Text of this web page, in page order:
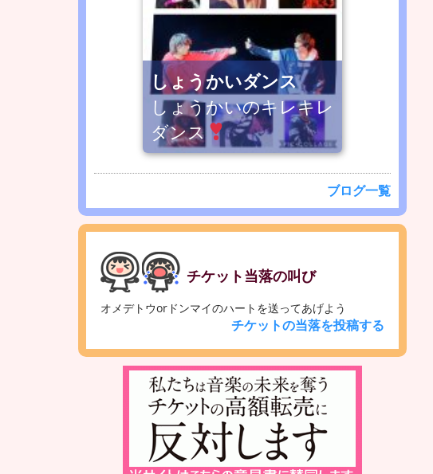
しょうかいダンス
しょうかいのキレキレ
ダンス
ブログ一覧
チケット当落の叫び
オメデトウorドンマイのハートを送ってあげよう
チケットの当落を投稿する